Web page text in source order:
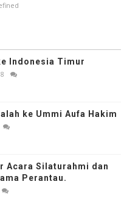
Indonesia Timur
ke Ummi Aufa Hakim
Acara Silaturahmi dan
Perantau.